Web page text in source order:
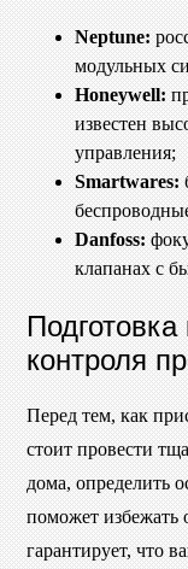
Neptune:
модульных
Honeywell:
известен
управления;
Smartwares:
Danfoss:
клапанах с
контроля
Перед тем, как
стоит провести
дома, определить
поможет избежать
гарантирует, что